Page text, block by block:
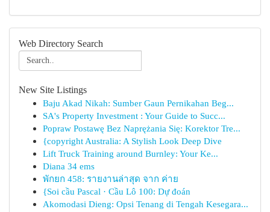
Web Directory Search
New Site Listings
Baju Akad Nikah: Sumber Gaun Pernikahan Beg...
SA's Property Investment : Your Guide to Succ...
Popraw Postawę Bez Naprężania Się: Korektor Tre...
{copyright Australia: A Stylish Look Deep Dive
Lift Truck Training around Burnley: Your Ke...
Diana 34 ems
พักยก 458: รายงานล่าสุด จาก ค่าย
{Soi cầu Pascal · Cầu Lô 100: Dự đoán
Akomodasi Dieng: Opsi Tenang di Tengah Kesegara...